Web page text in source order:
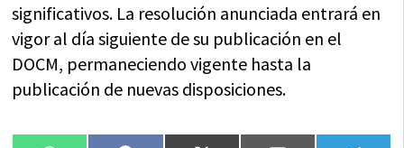
significativos. La resolución anunciada entrará en
vigor al día siguiente de su publicación en el
DOCM, permaneciendo vigente hasta la
publicación de nuevas disposiciones.